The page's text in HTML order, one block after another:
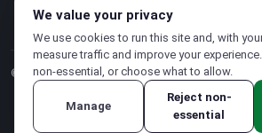
© 2026 CloudSigma Holding AG.版权所有.
隐私政策·服务条款
We value your privacy
We use cookies to run this site and, with
measure traffic and improve your
non-essential, or choose what to allow.
Manage
Reject non-
essential